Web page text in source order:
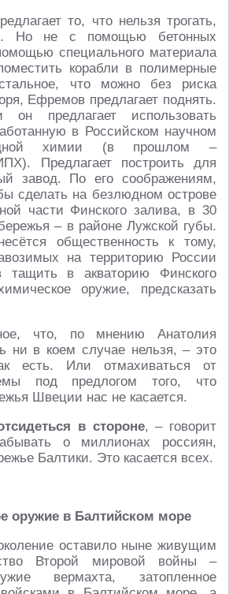
то, что нельзя трогать,
Но не с помощью бетонных
специального материала
корабли в полимерные
что можно без риска
Ефремов предлагает поднять.
он предлагает использовать
в Российском научном
химии (в прошлом –
Предлагает построить для
завод. По его соображениям,
сделать на безлюдном острове
части Финского залива, в 30
– в районе Лужской губы.
общественность к тому,
на территорию России
тащить в акваторию Финского
оружие, предсказать
что, по мнению Анатолия
ни в коем случае нельзя, – это
есть. Или отмахиваться от
под предлогом того, что
Швеции нас не касается.
в стороне, – говорит
о миллионах россиян,
Балтики. Это касается всех.
оружие в Балтийском море
оставило ныне живущим
Второй мировой войны –
вермахта, затопленное